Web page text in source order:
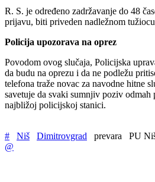
R. S. je određeno zadržavanje do 48
prijavu, biti priveden nadležnom
Policija upozorava na oprez
Povodom ovog slučaja, Policijska
da budu na oprezu i da ne podležu
telefona traže novac za navodne hitne
savetuje da svaki sumnjiv poziv odmah
najbližoj policijskoj stanici.
# Niš Dimitrovgrad prevara
PU
@